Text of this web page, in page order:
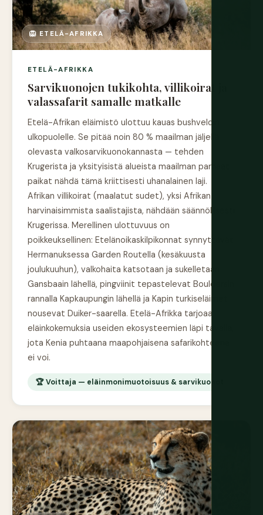
🦁 ETELÄ-AFRIKKA
ETELÄ-AFRIKKA
Sarvikuonojen tukikohta, villikoirat ja
valassafarit samalle matkalle
Etelä-Afrikan eläimistö ulottuu kauas bushveldin
ulkopuolelle. Se pitää noin 80 % maailman jäljellä
olevasta valkosarvikuonokannasta — tehden
Krugerista ja yksityisistä alueista maailman parhaat
paikat nähdä tämä kriittisesti uhanalainen laji.
Afrikan villikoirat (maalatut sudet), yksi Afrikan
harvinaisimmista saalistajista, nähdään säännöllisesti
Krugerissa. Merellinen ulottuvuus on
poikkeuksellinen: Etelänoikaskilpikonnat synnyttävät
Hermanuksessa Garden Routella (kesäkuusta
joulukuuhun), valkohaita katsotaan ja sukelletaan
Gansbaain lähellä, pingviinit tepastelevat Bouldersin
rannalla Kapkaupungin lähellä ja Kapin turkiseläimet
nousevat Duiker-saarella. Etelä-Afrikka tarjoaa
eläinkokemuksia useiden ekosysteemien läpi tavalla,
jota Kenia puhtaana maapohjaisena safarikohteena
ei voi.
🏆 Voittaja — eläinmonimuotoisuus & sarvikuonot